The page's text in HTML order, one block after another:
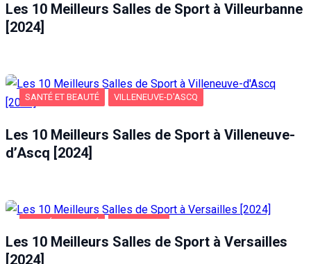
Les 10 Meilleurs Salles de Sport à Villeurbanne
[2024]
SANTÉ ET BEAUTÉ VILLENEUVE-D'ASCQ
Les 10 Meilleurs Salles de Sport à Villeneuve-
d’Ascq [2024]
Les 10 Meilleurs Salles de Sport à Versailles
[2024]